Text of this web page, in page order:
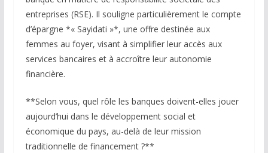
entreprises (RSE). Il souligne particulièrement le compte
d’épargne *« Sayidati »*, une offre destinée aux
femmes au foyer, visant à simplifier leur accès aux
services bancaires et à accroître leur autonomie
financière.
**Selon vous, quel rôle les banques doivent-elles jouer
aujourd’hui dans le développement social et
économique du pays, au-delà de leur mission
traditionnelle de financement ?**